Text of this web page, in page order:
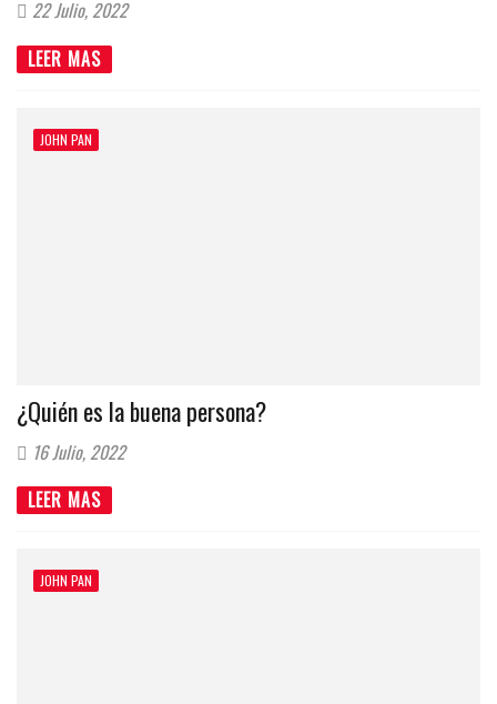
22 Julio, 2022
LEER MAS
JOHN PAN
¿Quién es la buena persona?
16 Julio, 2022
LEER MAS
JOHN PAN